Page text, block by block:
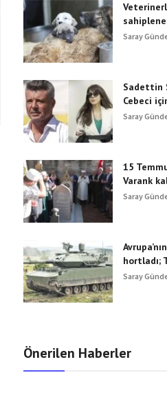
Saray
Sadettin
Cebeci
Saray
15
Varank
Saray
hortladı;
Saray
Önerilen Haberler